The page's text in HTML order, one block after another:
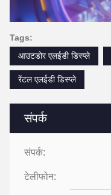
संपर्क
संपर्क:
टेलीफोन:
Tags:
आउटडोर एलईडी डिस्प्ले
रेंटल एलईडी डिस्प्ले